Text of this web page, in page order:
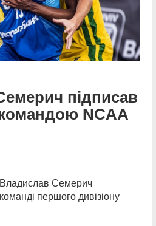
підписав
NCAA
Семерич
першого дивізіону